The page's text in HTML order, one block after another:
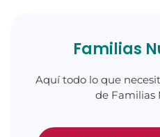
Familias
Aquí todo lo que
de Familias